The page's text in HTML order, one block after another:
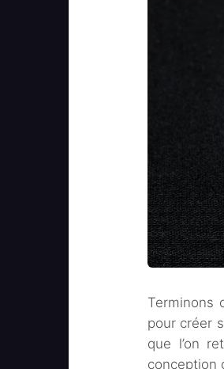
Terminons
pour créer
que l’on
conception